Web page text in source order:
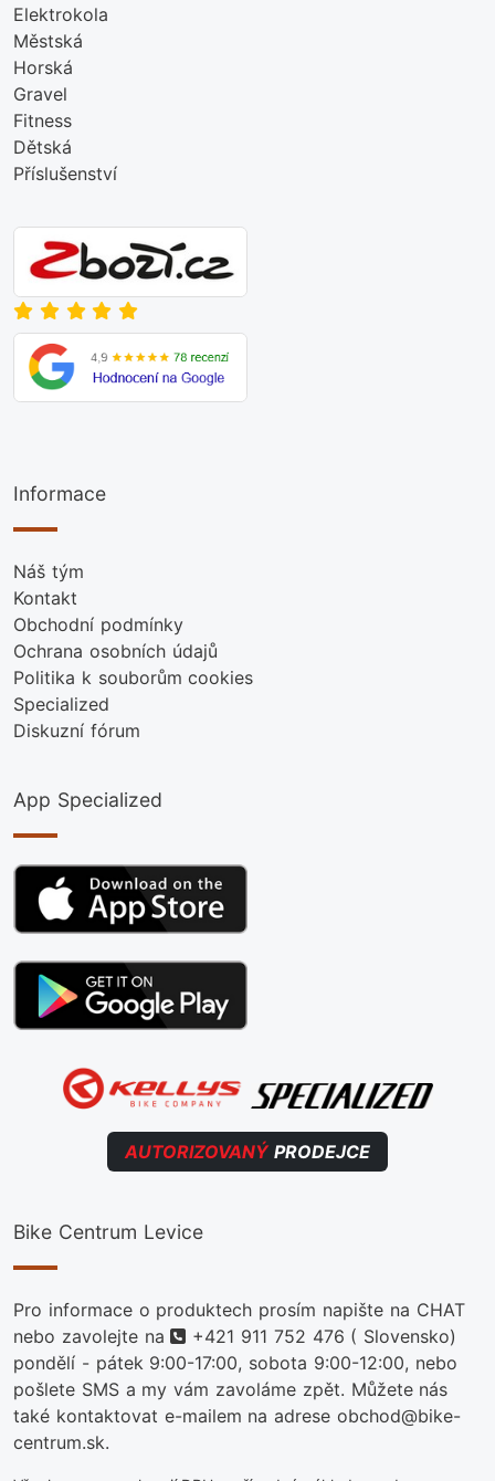
Elektrokola
Městská
Horská
Gravel
Fitness
Dětská
Příslušenství
Informace
Náš tým
Kontakt
Obchodní podmínky
Ochrana osobních údajů
Politika k souborům cookies
Specialized
Diskuzní fórum
App Specialized
AUTORIZOVANÝPRODEJCE
Bike Centrum Levice
Pro informace o produktech prosím napište na CHAT
nebo zavolejte na
telefon
+421 911 752 476 ( Slovensko)
pondělí - pátek 9:00-17:00, sobota 9:00-12:00, nebo
pošlete SMS a my vám zavoláme zpět. Můžete nás
také kontaktovat e-mailem na adrese obchod@bike-
centrum.sk.